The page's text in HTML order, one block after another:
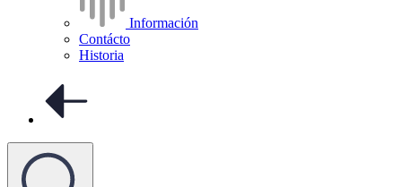
Información
Contácto
Historia